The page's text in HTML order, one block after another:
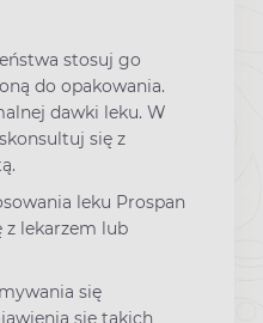
stosuj go
do opakowania.
dawki leku. W
się z
leku Prospan
z lekarzem lub
się
się takich